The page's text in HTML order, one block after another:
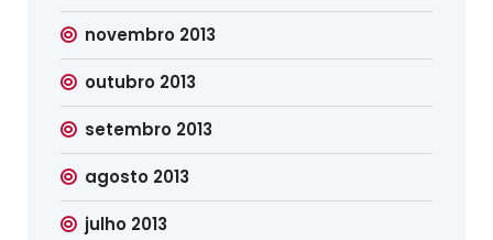
novembro 2013
outubro 2013
setembro 2013
agosto 2013
julho 2013